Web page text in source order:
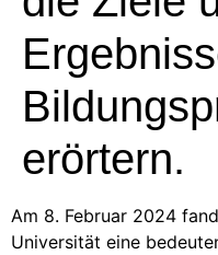
erörtern.
Am 8. Februar 2024
Universität eine